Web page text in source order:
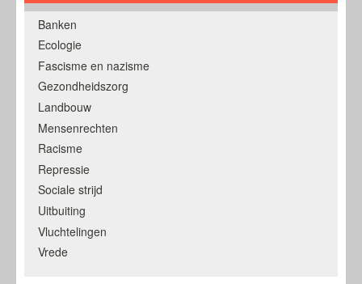
Banken
Ecologie
Fascisme en nazisme
Gezondheidszorg
Landbouw
Mensenrechten
Racisme
Repressie
Sociale strijd
Uitbuiting
Vluchtelingen
Vrede